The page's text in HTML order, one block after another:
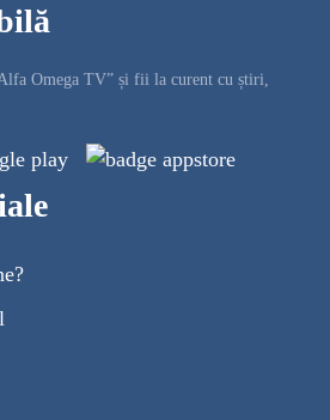
Omega TV” și fii la curent cu știri,